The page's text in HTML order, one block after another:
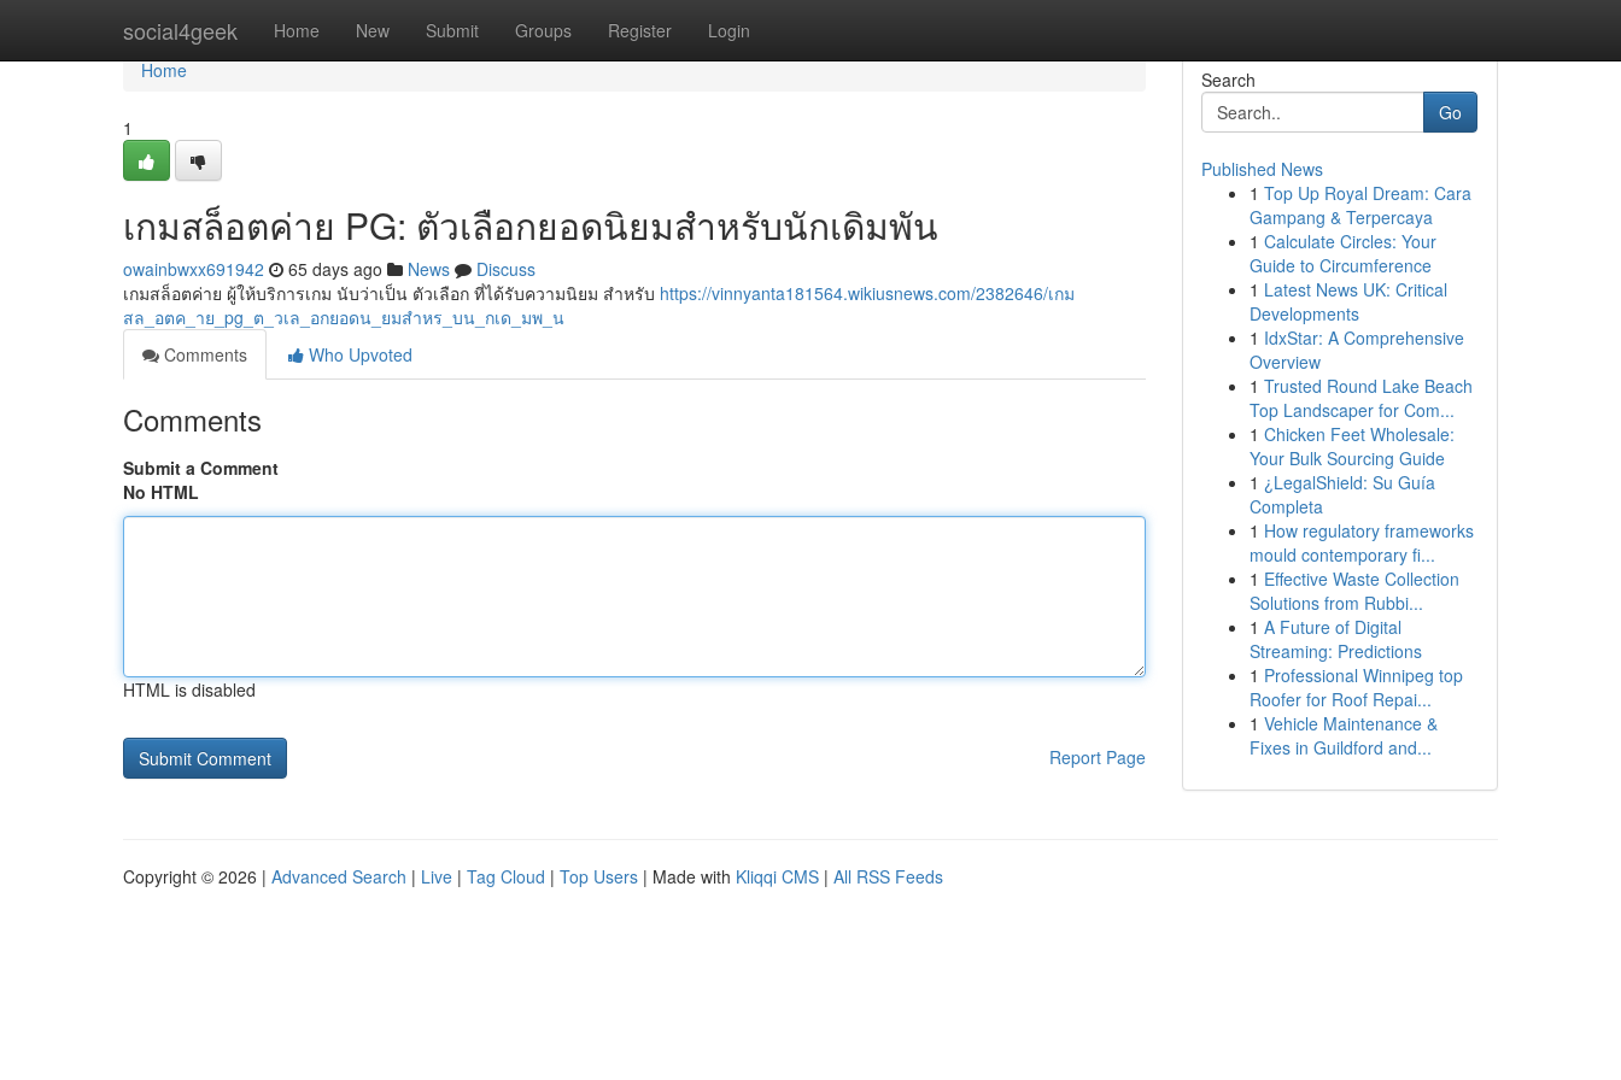
social4geek Home New Submit Groups Register Login
Home
Home
1
เกมสล็อตค่าย PG: ตัวเลือกยอดนิยมสำหรับนักเดิมพัน
owainbwxx691942 65 days ago News
Discuss
เกมสล็อตค่าย ผู้ให้บริการเกม นับว่าเป็น ตัวเลือก ที่ได้รับความนิยม สำหรับ https://vinnyanta181564.wikiusnews.com/2382646/เกม
สล_อตค_าย_pg_ต_วเล_อกยอดน_ยมสำหร_บน_กเด_มพ_น
Comments
Who Upvoted
Comments
Submit a Comment
No HTML
HTML is disabled
Report Page
Search
Go
Published News
1 Top Up Royal Dream: Cara
Gampang & Terpercaya
1 Calculate Circles: Your
Guide to Circumference
1 Latest News UK: Critical
Developments
1 IdxStar: A Comprehensive
Overview
1 Trusted Round Lake Beach
Top Landscaper for Com...
1 Chicken Feet Wholesale:
Your Bulk Sourcing Guide
1 ¿LegalShield: Su Guía
Completa
1 How regulatory frameworks
mould contemporary fi...
1 Effective Waste Collection
Solutions from Rubbi...
1 A Future of Digital
Streaming: Predictions
1 Professional Winnipeg top
Roofer for Roof Repai...
1 Vehicle Maintenance &
Fixes in Guildford and...
Copyright © 2026 | Advanced Search | Live | Tag Cloud | Top Users | Made with Kliqqi CMS | All RSS Feeds